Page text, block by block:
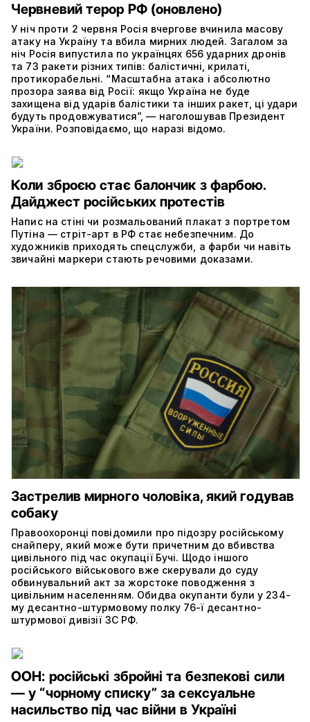
Червневий терор РФ (оновлено)
У ніч проти 2 червня Росія вчергове вчинила масову
атаку на Україну та вбила мирних людей. Загалом за
ніч Росія випустила по українцях 656 ударних дронів
та 73 ракети різних типів: балістичні, крилаті,
протикорабельні. “Масштабна атака і абсолютно
прозора заява від Росії: якщо Україна не буде
захищена від ударів балістики та інших ракет, ці удари
будуть продовжуватися”, — наголошував Президент
України. Розповідаємо, що наразі відомо.
Коли зброєю стає балончик з фарбою.
Дайджест російських протестів
Напис на стіні чи розмальований плакат з портретом
Путіна — стріт-арт в РФ стає небезпечним. До
художників приходять спецслужби, а фарби чи навіть
звичайні маркери стають речовими доказами.
Застрелив мирного чоловіка, який годував
собаку
Правоохоронці повідомили про підозру російському
снайперу, який може бути причетним до вбивства
цивільного під час окупації Бучі. Щодо іншого
російського військового вже скерували до суду
обвинувальний акт за жорстоке поводження з
цивільним населенням. Обидва окупанти були у 234-
му десантно-штурмовому полку 76-ї десантно-
штурмової дивізії ЗС РФ.
ООН: російські збройні та безпекові сили
— у “чорному списку” за сексуальне
насильство під час війни в Україні